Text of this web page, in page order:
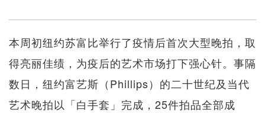
本周初纽约苏富比举行了疫情后首次大型晚拍，取
得亮丽佳绩，为疫后的艺术市场打下强心针。事隔
数日，纽约富艺斯（Phillips）的二十世纪及当代
艺术晚拍以「白手套」完成，25件拍品全部成